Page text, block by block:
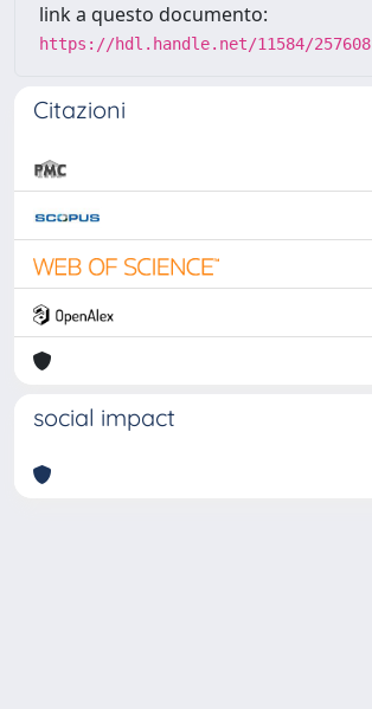
link a questo documento:
https://hdl.handle.net/11584/257608
Citazioni
social impact